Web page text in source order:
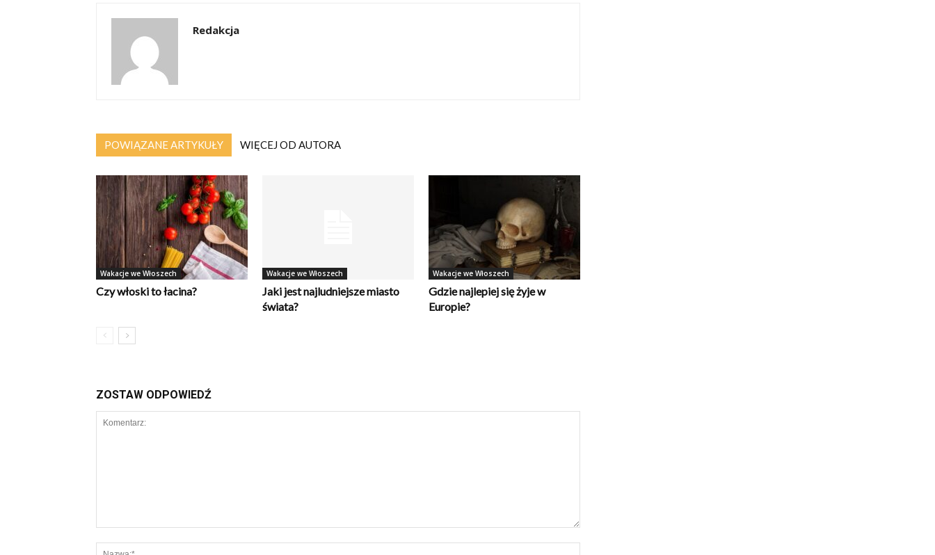
Redakcja
POWIĄZANE ARTYKUŁY WIĘCEJ OD AUTORA
Wakacje we Włoszech
Czy włoski to łacina?
Wakacje we Włoszech
Jaki jest najludniejsze miasto
świata?
Wakacje we Włoszech
Gdzie najlepiej się żyje w
Europie?
ZOSTAW ODPOWIEDŹ